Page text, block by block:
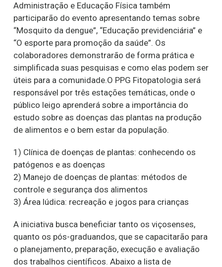
Administração e Educação Física também
participarão do evento apresentando temas sobre
“Mosquito da dengue”, “Educação previdenciária” e
“O esporte para promoção da saúde”. Os
colaboradores demonstrarão de forma prática e
simplificada suas pesquisas e como elas podem ser
úteis para a comunidade.O PPG Fitopatologia será
responsável por três estações temáticas, onde o
público leigo aprenderá sobre a importância do
estudo sobre as doenças das plantas na produção
de alimentos e o bem estar da população.
1) Clínica de doenças de plantas: conhecendo os
patógenos e as doenças
2) Manejo de doenças de plantas: métodos de
controle e segurança dos alimentos
3) Área lúdica: recreação e jogos para crianças
A iniciativa busca beneficiar tanto os viçosenses,
quanto os pós-graduandos, que se capacitarão para
o planejamento, preparação, execução e avaliação
dos trabalhos científicos. Abaixo a lista de